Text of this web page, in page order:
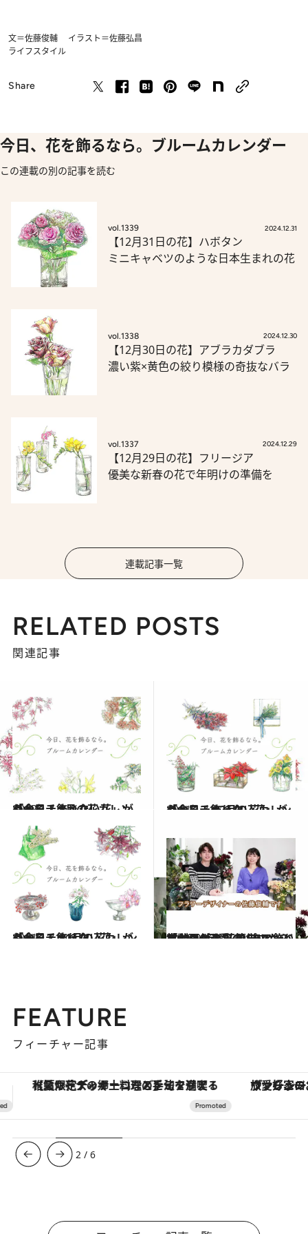
文＝佐藤俊輔 イラスト＝佐藤弘昌
ライフスタイル
Share
今日、花を飾るなら。ブルームカレンダー
この連載の別の記事を読む
vol.1339 2024.12.31
【12月31日の花】ハボタン
ミニキャベツのような日本生まれの花
vol.1338 2024.12.30
【12月30日の花】アブラカダブラ
濃い紫×黄色の絞り模様の奇抜なバラ
vol.1337 2024.12.29
【12月29日の花】フリージア
優美な新春の花で年明けの準備を
連載記事一覧
RELATED POSTS
関連記事
2022.1.1
「今日、飾りたい花」がわかる！ 1月の花カレンダーをチェック
ライフスタイル 2021.12.1
「今日、飾りたい花」がわかる！ 12月の花カレンダーをチェック
ライフスタイル
2021.11.1
「今日、飾りたい花」がわかる！ 11月の花カレンダーをチェック
ライフスタイル 2021.12.30
【動画付き】CREAアンバサダーが お花のプロから教わりました 簡単！「100％可愛いバラの飾り方」
ライフスタイル
FEATURE
フィーチャー記事
ヴァシュロン・コンスタンタン「オーヴァーシーズ・オートマティック」。旅愛好家のお気に入りコレクションから、ジェンダーレスな新作が登場
3 /6